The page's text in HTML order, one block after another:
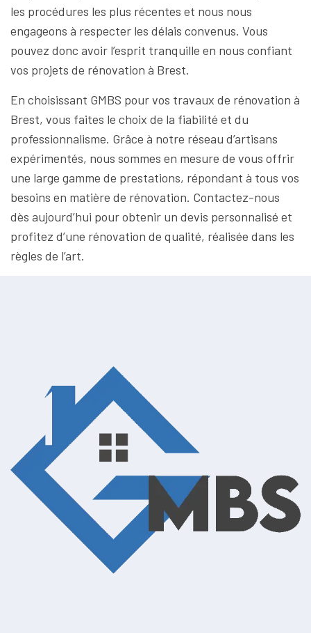
les procédures les plus récentes et nous nous
engageons à respecter les délais convenus. Vous
pouvez donc avoir l’esprit tranquille en nous confiant
vos projets de rénovation à Brest.
En choisissant GMBS pour vos travaux de rénovation à
Brest, vous faites le choix de la fiabilité et du
professionnalisme. Grâce à notre réseau d’artisans
expérimentés, nous sommes en mesure de vous offrir
une large gamme de prestations, répondant à tous vos
besoins en matière de rénovation. Contactez-nous
dès aujourd’hui pour obtenir un devis personnalisé et
profitez d’une rénovation de qualité, réalisée dans les
règles de l’art.